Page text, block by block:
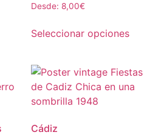
Desde: 8,00€
Seleccionar opciones
Cádiz